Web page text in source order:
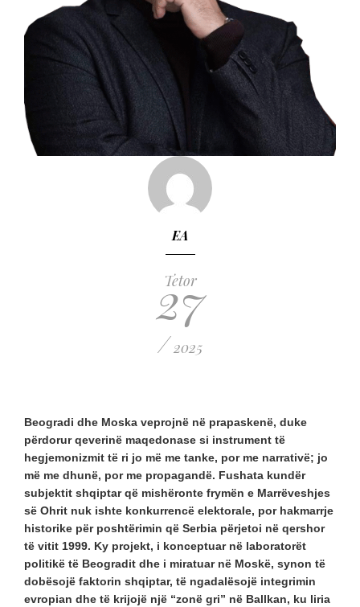
EA
Tetor
27
/ 2025
Beogradi dhe Moska veprojnë në prapaskenë, duke
përdorur qeverinë maqedonase si instrument të
hegjemonizmit të ri jo më me tanke, por me narrativë; jo
më me dhunë, por me propagandë. Fushata kundër
subjektit shqiptar që mishëronte frymën e Marrëveshjes
së Ohrit nuk ishte konkurrencë elektorale, por hakmarrje
historike për poshtërimin që Serbia përjetoi në qershor
të vitit 1999. Ky projekt, i konceptuar në laboratorët
politikë të Beogradit dhe i miratuar në Moskë, synon të
dobësojë faktorin shqiptar, të ngadalësojë integrimin
evropian dhe të krijojë një “zonë gri” në Ballkan, ku liria